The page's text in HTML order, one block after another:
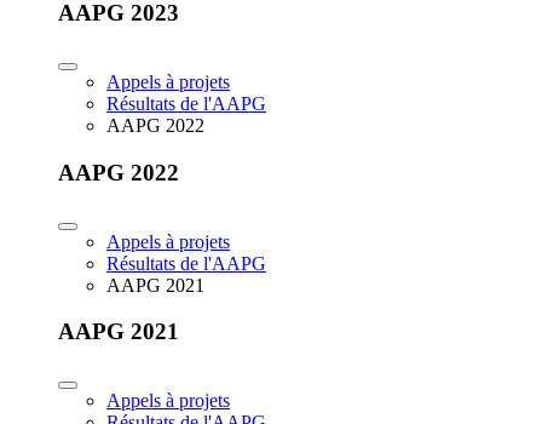
AAPG 2023
Appels à projets
Résultats de l'AAPG
AAPG 2022
AAPG 2022
Appels à projets
Résultats de l'AAPG
AAPG 2021
AAPG 2021
Appels à projets